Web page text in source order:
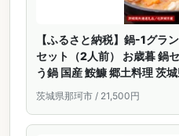
【ふるさと納税】鍋-1グラ
セット（2人前） お歳暮 鍋
う鍋 国産 鮟鱇 郷土料理 茨
舗 どぶ汁 あん肝 鍋料理 あ
水産加工 茨城県共通返礼品
茨城県那珂市 / 21,500円